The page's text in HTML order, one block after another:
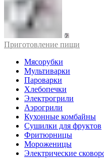
Приготовление пищи
Мясорубки
Мультиварки
Пароварки
Хлебопечки
Электрогрили
Аэрогрили
Кухонные комбайны
Сушилки для фруктов
Фритюрницы
Мороженицы
Электрические